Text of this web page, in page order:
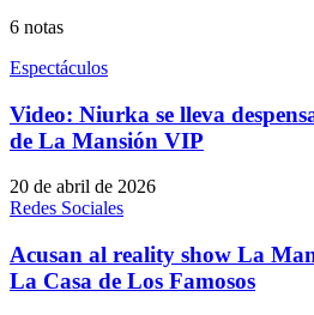
6 notas
Espectáculos
Video: Niurka se lleva
de La Mansión VIP
20 de abril de 2026
Redes Sociales
Acusan al reality show La
La Casa de Los Famosos